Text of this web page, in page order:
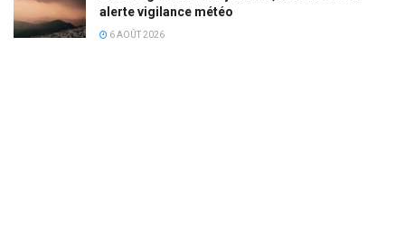
alerte vigilance météo
6 AOÛT 2026